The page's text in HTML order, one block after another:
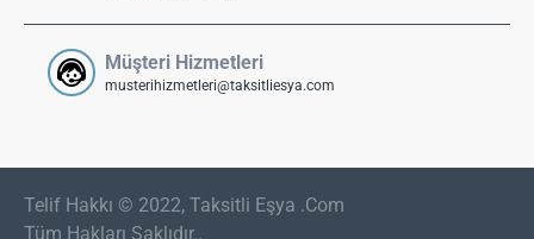
Müşteri Hizmetleri
musterihizmetleri@taksitliesya.com
Telif Hakkı © 2022, Taksitli Eşya .Com
Tüm Hakları Saklıdır..